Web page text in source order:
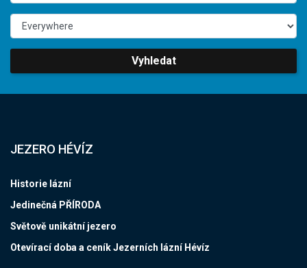
Vyhledat
JEZERO HÉVÍZ
Historie lázní
Jedinečná PŘÍRODA
Světově unikátní jezero
Otevírací doba a ceník Jezerních lázní Hévíz